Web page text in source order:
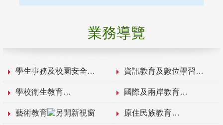
業務導覽
學生事務及校園安全 資訊教育及數位學習
學校衛生教育 國際及兩岸教育
藝術教育 原住民族教育